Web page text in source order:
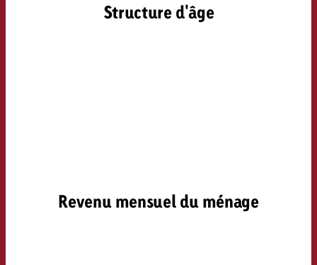
Structure d'âge
Revenu mensuel du ménage